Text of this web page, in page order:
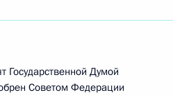
Государственной Думой
Советом Федерации